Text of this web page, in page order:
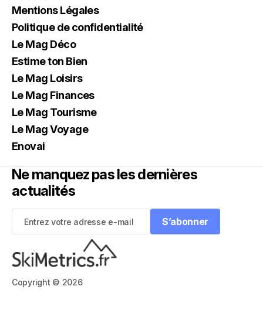
Copyright © 2026
Mentions Légales
Politique de confidentialité
Le Mag Déco
Estime ton Bien
Le Mag Loisirs
Le Mag Finances
Le Mag Tourisme
Le Mag Voyage
Enovai
Ne manquez pas les dernières
actualités
S’abonner
S’abonner